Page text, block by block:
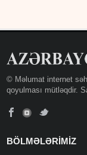
© Məlumat internet
qoyulması mütləqdir.
BÖLMƏLƏRİMİZ